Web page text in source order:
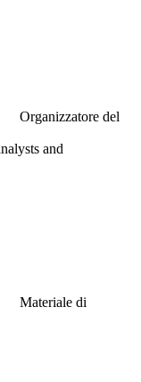
Organizzatore del
and
Materiale di